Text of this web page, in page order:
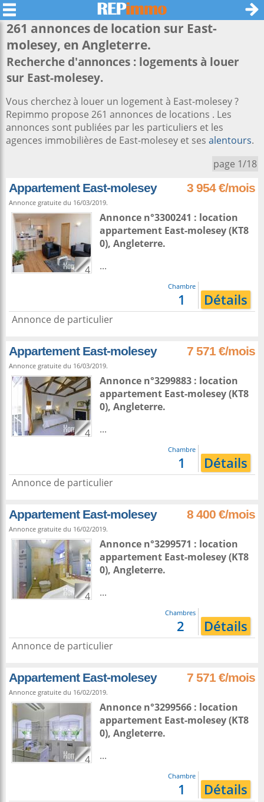
261 annonces de location sur East-
molesey, en Angleterre.
Recherche d'annonces : logements à louer
sur East-molesey.
Vous cherchez à louer un logement à East-molesey ?
Repimmo propose 261 annonces de locations . Les
annonces sont publiées par les particuliers et les
agences immobilières de East-molesey et ses alentours.
page 1/18
Appartement East-molesey 3 954 €/mois
Annonce gratuite du 16/03/2019.
4
Annonce n°3300241 : location
appartement East-molesey(KT8
0), Angleterre.
...
Chambre
1 Détails
Annonce de particulier
Appartement East-molesey 7 571 €/mois
Annonce gratuite du 16/03/2019.
4
Annonce n°3299883 : location
appartement East-molesey(KT8
0), Angleterre.
...
Chambre
1 Détails
Annonce de particulier
Appartement East-molesey 8 400 €/mois
Annonce gratuite du 16/02/2019.
4
Annonce n°3299571 : location
appartement East-molesey(KT8
0), Angleterre.
...
Chambres
2 Détails
Annonce de particulier
Appartement East-molesey 7 571 €/mois
Annonce gratuite du 16/02/2019.
4
Annonce n°3299566 : location
appartement East-molesey(KT8
0), Angleterre.
...
Chambre
1 Détails